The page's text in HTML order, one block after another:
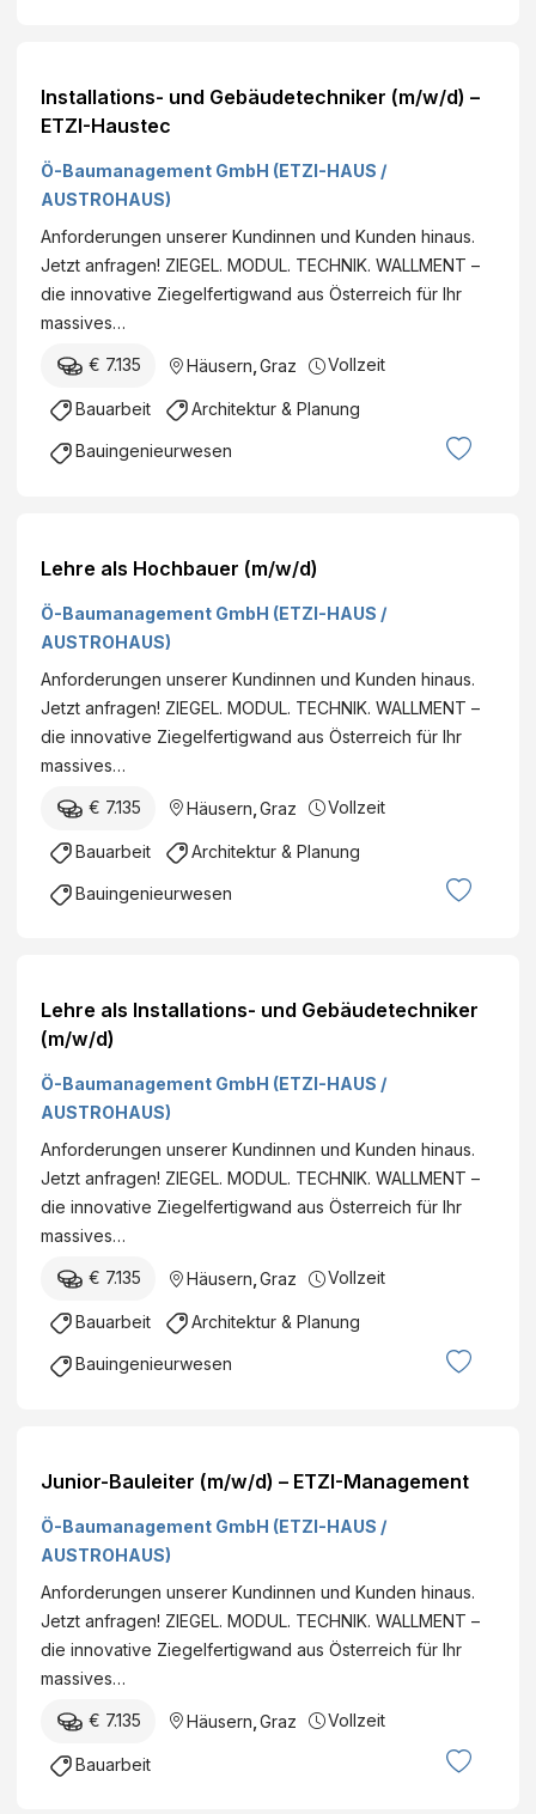
Installations- und Gebäudetechniker (m/w/d) –
ETZI-Haustec
Ö-Baumanagement GmbH (ETZI-HAUS /
AUSTROHAUS)
Anforderungen unserer Kundinnen und Kunden hinaus.
Jetzt anfragen! ZIEGEL. MODUL. TECHNIK. WALLMENT –
die innovative Ziegelfertigwand aus Österreich für Ihr
massives…
€ 7.135 Häusern Graz Vollzeit
Bauarbeit Architektur & Planung
Bauingenieurwesen
Lehre als Hochbauer (m/w/d)
Ö-Baumanagement GmbH (ETZI-HAUS /
AUSTROHAUS)
Anforderungen unserer Kundinnen und Kunden hinaus.
Jetzt anfragen! ZIEGEL. MODUL. TECHNIK. WALLMENT –
die innovative Ziegelfertigwand aus Österreich für Ihr
massives…
€ 7.135 Häusern Graz Vollzeit
Bauarbeit Architektur & Planung
Bauingenieurwesen
Lehre als Installations- und Gebäudetechniker
(m/w/d)
Ö-Baumanagement GmbH (ETZI-HAUS /
AUSTROHAUS)
Anforderungen unserer Kundinnen und Kunden hinaus.
Jetzt anfragen! ZIEGEL. MODUL. TECHNIK. WALLMENT –
die innovative Ziegelfertigwand aus Österreich für Ihr
massives…
€ 7.135 Häusern Graz Vollzeit
Bauarbeit Architektur & Planung
Bauingenieurwesen
Junior-Bauleiter (m/w/d) – ETZI-Management
Ö-Baumanagement GmbH (ETZI-HAUS /
AUSTROHAUS)
Anforderungen unserer Kundinnen und Kunden hinaus.
Jetzt anfragen! ZIEGEL. MODUL. TECHNIK. WALLMENT –
die innovative Ziegelfertigwand aus Österreich für Ihr
massives…
€ 7.135 Häusern Graz Vollzeit
Bauarbeit